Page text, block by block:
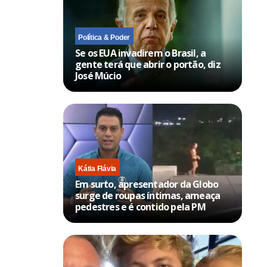
Política & Poder
Se os EUA invadirem o Brasil, a
gente terá que abrir o portão, diz
José Múcio
Kátia Flávia
Em surto, apresentador da Globo
surge de roupas íntimas, ameaça
pedestres e é contido pela PM